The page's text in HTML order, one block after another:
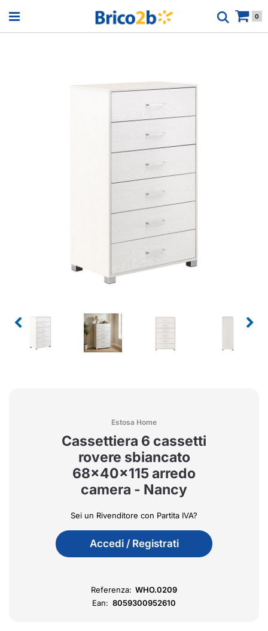
Open menu 0
Estosa Home
Cassettiera 6 cassetti
rovere sbiancato
68x40x115 arredo
camera - Nancy
Sei un Rivenditore con Partita IVA?
Accedi / Registrati
Referenza: WHO.0209
Ean: 8059300952610